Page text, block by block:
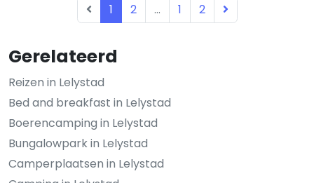
Gerelateerd
Reizen in Lelystad
Bed and breakfast in Lelystad
Boerencamping in Lelystad
Bungalowpark in Lelystad
Camperplaatsen in Lelystad
1 2 ... 1 2